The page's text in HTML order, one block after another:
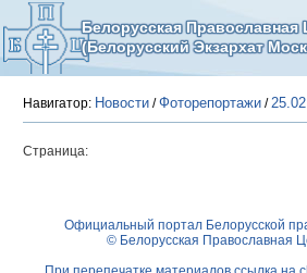
Белорусская Православная
(Белорусский Экзархат
Навигатор: Новости /Фоторепортажи /
Страница:
Официальный портал Белорусской
© Белорусская Православная